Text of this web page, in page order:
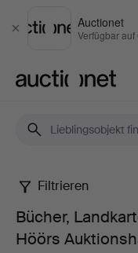
Schließen
Auctionet
Verfügbar
Bücher,
Landkarten
Filtrieren
Bücher,
Höörs